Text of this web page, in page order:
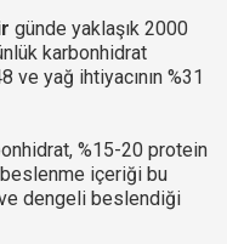
günde yaklaşık 2000
karbonhidrat
ve yağ ihtiyacının %31
%15-20 protein
içeriği bu
ve dengeli beslendiği